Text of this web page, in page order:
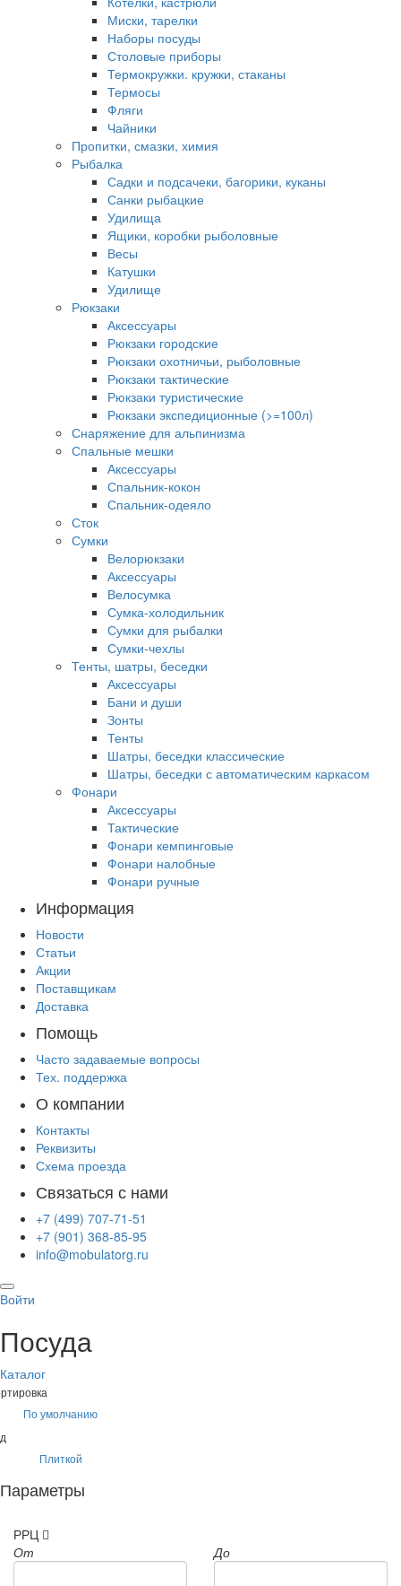
Миски, тарелки
Наборы посуды
Столовые приборы
Термокружки. кружки, стаканы
Термосы
Фляги
Чайники
Пропитки, смазки, химия
Рыбалка
Садки и подсачеки, багорики, куканы
Санки рыбацкие
Удилища
Ящики, коробки рыболовные
Весы
Катушки
Удилище
Рюкзаки
Аксессуары
Рюкзаки городские
Рюкзаки охотничьи, рыболовные
Рюкзаки тактические
Рюкзаки туристические
Рюкзаки экспедиционные (>=100л)
Снаряжение для альпинизма
Спальные мешки
Аксессуары
Спальник-кокон
Спальник-одеяло
Сток
Сумки
Велорюкзаки
Аксессуары
Велосумка
Сумка-холодильник
Сумки для рыбалки
Сумки-чехлы
Тенты, шатры, беседки
Аксессуары
Бани и души
Зонты
Тенты
Шатры, беседки классические
Шатры, беседки с автоматическим каркасом
Фонари
Аксессуары
Тактические
Фонари кемпинговые
Фонари налобные
Фонари ручные
Информация
Новости
Статьи
Акции
Поставщикам
Доставка
Помощь
Часто задаваемые вопросы
Тех. поддержка
О компании
Контакты
Реквизиты
Схема проезда
Связаться с нами
+7 (499) 707-71-51
+7 (901) 368-85-95
info@mobulatorg.ru
Войти
Посуда
Каталог
По умолчанию
Плиткой
Параметры
РРЦ
От
До